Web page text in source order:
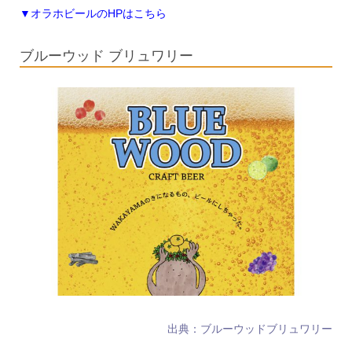
▼オラホビールのHPはこちら
ブルーウッド ブリュワリー
出典：ブルーウッドブリュワリー